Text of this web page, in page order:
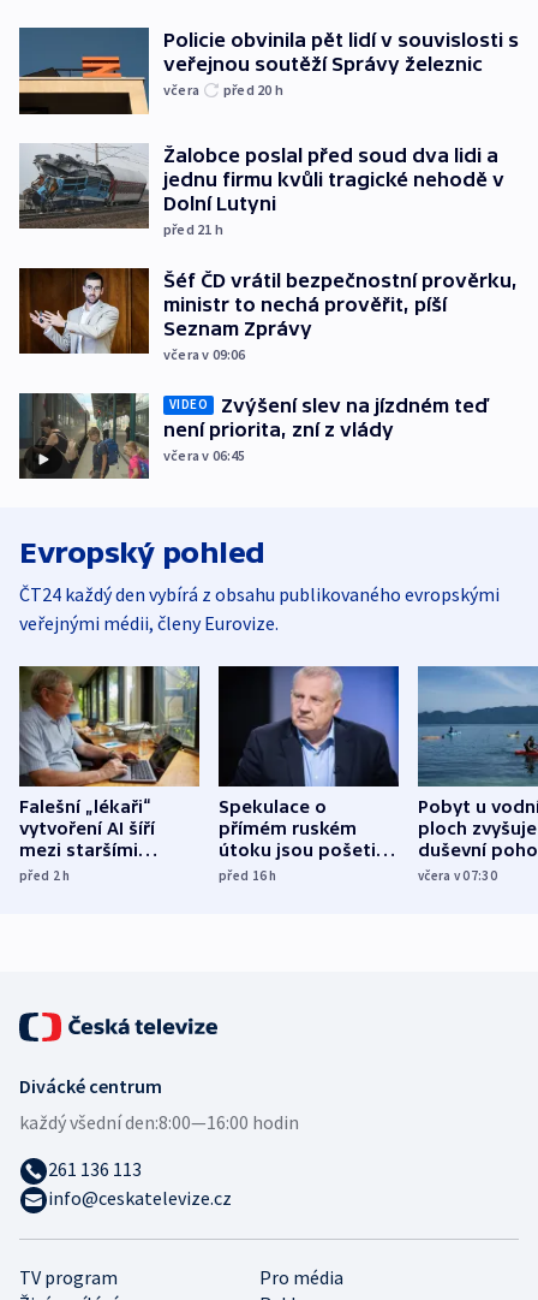
Policie obvinila pět lidí v souvislosti s
veřejnou soutěží Správy železnic
včera před 20 h
Žalobce poslal před soud dva lidi a
jednu firmu kvůli tragické nehodě v
Dolní Lutyni
před 21 h
Šéf ČD vrátil bezpečnostní prověrku,
ministr to nechá prověřit, píší
Seznam Zprávy
včera v 09:06
VIDEO
Zvýšení slev na jízdném teď
není priorita, zní z vlády
včera v 06:45
Evropský pohled
ČT24 každý den vybírá z obsahu publikovaného evropskými
veřejnými médii, členy Eurovize.
Falešní „lékaři“
vytvoření AI šíří
mezi staršími
Poláky nebezpečné
před 2h
Spekulace o
přímém ruském
útoku jsou pošetilé,
míní estonský
před 16h
Pobyt u
ploch zvyšuje
duševní
ukázala
včera v 07:30
TV program
Pro média
Divácké centrum
každý všední den:8:00—16:00 hodin
261 136 113
info@ceskatelevize.cz